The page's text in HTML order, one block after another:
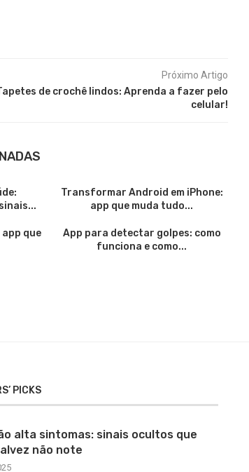
Próximo Artigo
de crochê lindos: Aprenda a fazer pelo
celular!
Transformar Android em iPhone:
app que muda tudo...
que
App para detectar golpes: como
funciona e como...
PICKS
alta sintomas: sinais ocultos que
não note